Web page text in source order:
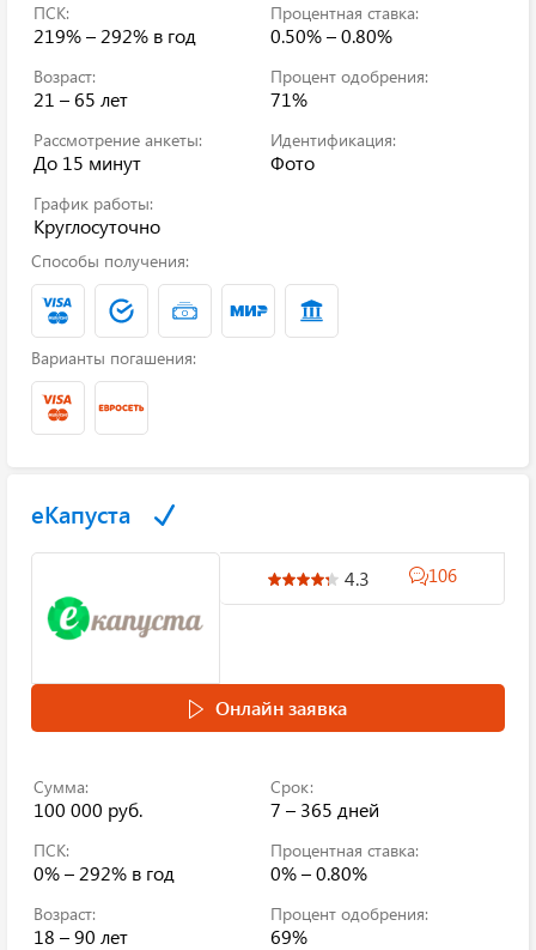
ПСК:
219% – 292% в год
Процентная ставка:
0.50% – 0.80%
Возраст:
21 – 65 лет
Процент одобрения:
71%
Рассмотрение анкеты:
До 15 минут
Идентификация:
Фото
График работы:
Круглосуточно
Способы получения:
Варианты погашения:
еКапуста
4.3 106
Онлайн заявка
Сумма:
100 000 руб.
Срок:
7 – 365 дней
ПСК:
0% – 292% в год
Процентная ставка:
0% – 0.80%
Возраст:
18 – 90 лет
Процент одобрения:
69%